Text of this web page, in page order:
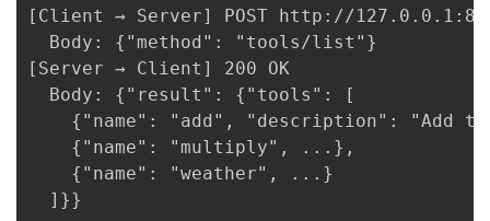
[Client → Server] POST http://
Body: {"method": "tools/list"}
[Server → Client] 200 OK
Body: {"result": {"tools": [
{"name": "add", "description": "Add
{"name": "multiply", ...},
{"name": "weather", ...}
]}}